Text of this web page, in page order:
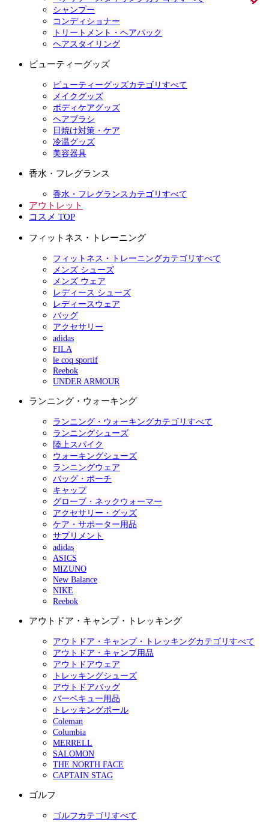
シャンプー
コンディショナー
トリートメント・ヘアパック
ヘアスタイリング
ビューティーグッズ
ビューティーグッズカテゴリすべて
メイクグッズ
ボディケアグッズ
ヘアブラシ
日焼け対策・ケア
冷温グッズ
美容器具
香水・フレグランス
香水・フレグランスカテゴリすべて
アウトレット
コスメ TOP
フィットネス・トレーニング
フィットネス・トレーニングカテゴリすべて
メンズ シューズ
メンズ ウェア
レディース シューズ
レディースウェア
バッグ
アクセサリー
adidas
FILA
le coq sportif
Reebok
UNDER ARMOUR
ランニング・ウォーキング
ランニング・ウォーキングカテゴリすべて
ランニングシューズ
陸上スパイク
ウォーキングシューズ
ランニングウェア
バッグ・ポーチ
キャップ
グローブ・ネックウォーマー
アクセサリー・グッズ
ケア・サポーター用品
サプリメント
adidas
ASICS
MIZUNO
New Balance
NIKE
Reebok
アウトドア・キャンプ・トレッキング
アウトドア・キャンプ・トレッキングカテゴリすべて
アウトドア・キャンプ用品
アウトドアウェア
トレッキングシューズ
アウトドアバッグ
バーベキュー用品
トレッキングポール
Coleman
Columbia
MERRELL
SALOMON
THE NORTH FACE
CAPTAIN STAG
ゴルフ
ゴルフカテゴリすべて